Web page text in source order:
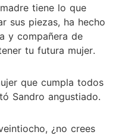
tiene lo que
sus piezas, ha hecho
y compañera de
tu futura mujer.
que cumpla todos
Sandro angustiado.
¿no crees